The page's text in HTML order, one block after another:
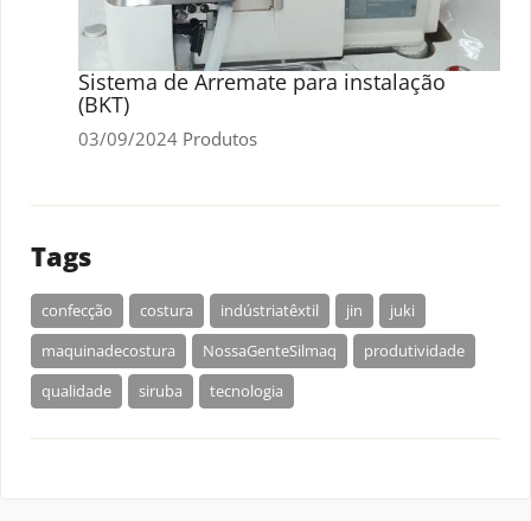
Sistema de Arremate para instalação
(BKT)
03/09/2024 Produtos
Tags
confecção costura indústriatêxtil jin
juki
maquinadecostura
NossaGenteSilmaq
produtividade
qualidade
siruba tecnologia